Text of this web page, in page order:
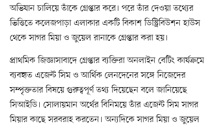
অভিযান চালিয়ে তাঁকে গ্রেপ্তার করে। পরে তাঁর দেওয়া তথ্যের
ভিত্তিতে কলেজপাড়া এলাকার একটি বিকাশ ডিস্ট্রিবিউশন হাউস
থেকে সাগর মিয়া ও জুয়েল রানাকে গ্রেপ্তার করা হয়।
প্রাথমিক জিজ্ঞাসাবাদে গ্রেপ্তার ব্যক্তিরা অনলাইন বেটিং কার্যক্রমে
ব্যবহৃত এজেন্ট সিম ও আর্থিক লেনদেনের সঙ্গে নিজেদের
সম্পৃক্ততার বিষয়ে গুরুত্বপূর্ণ তথ্য দিয়েছেন বলে জানিয়েছে
সিআইডি। সোলায়মান অর্থের বিনিময়ে তাঁর এজেন্ট সিম সাগর
মিয়ার কাছে সরবরাহ করতেন। অন্যদিকে সাগর মিয়া ও জুয়েল